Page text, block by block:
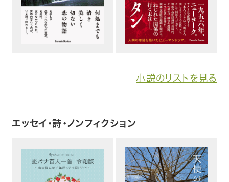
社会・思想・哲学
ご案内
自費出版したい方
小説のリストを見る
エッセイ・詩・ノンフィクション